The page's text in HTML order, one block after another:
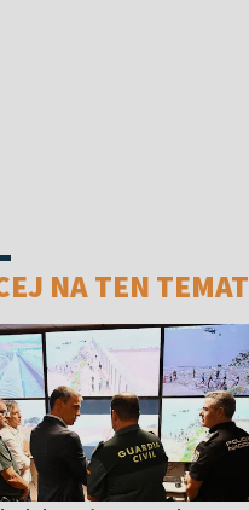
NA TEN TEMAT